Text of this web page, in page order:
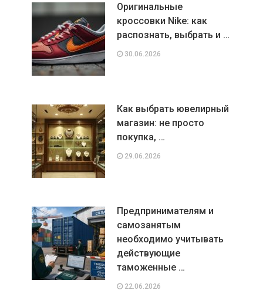
Оригинальные
кроссовки Nike: как
распознать, выбрать и …
30.06.2026
Как выбрать ювелирный
магазин: не просто
покупка, …
29.06.2026
Предпринимателям и
самозанятым
необходимо учитывать
действующие
таможенные …
22.06.2026